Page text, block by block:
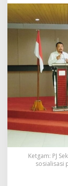
Ketgam: PJ
sosialisasi